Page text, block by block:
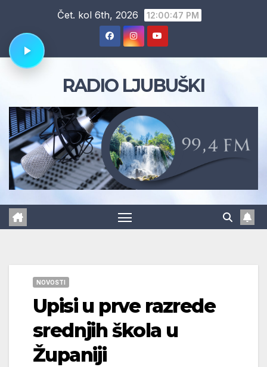
content
Čet. kol 6th, 2026 12:00:48 PM
RADIO LJUBUŠKI
NOVOSTI
Upisi u prve razrede
srednjih škola u
Županiji